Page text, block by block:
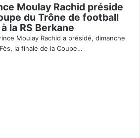
Moulay Rachid préside
du Trône de football
la RS Berkane
Moulay Rachid a présidé, dimanche
la finale de la Coupe…